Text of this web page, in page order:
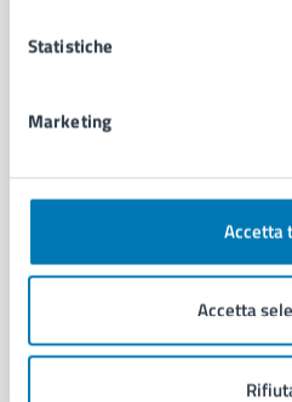
Statistiche
Marketing
Accetta
Accetta
Comune di Napoli
AMMINISTRAZIONE
Organi di governo
Enti e fondazioni
Personale amministrativo